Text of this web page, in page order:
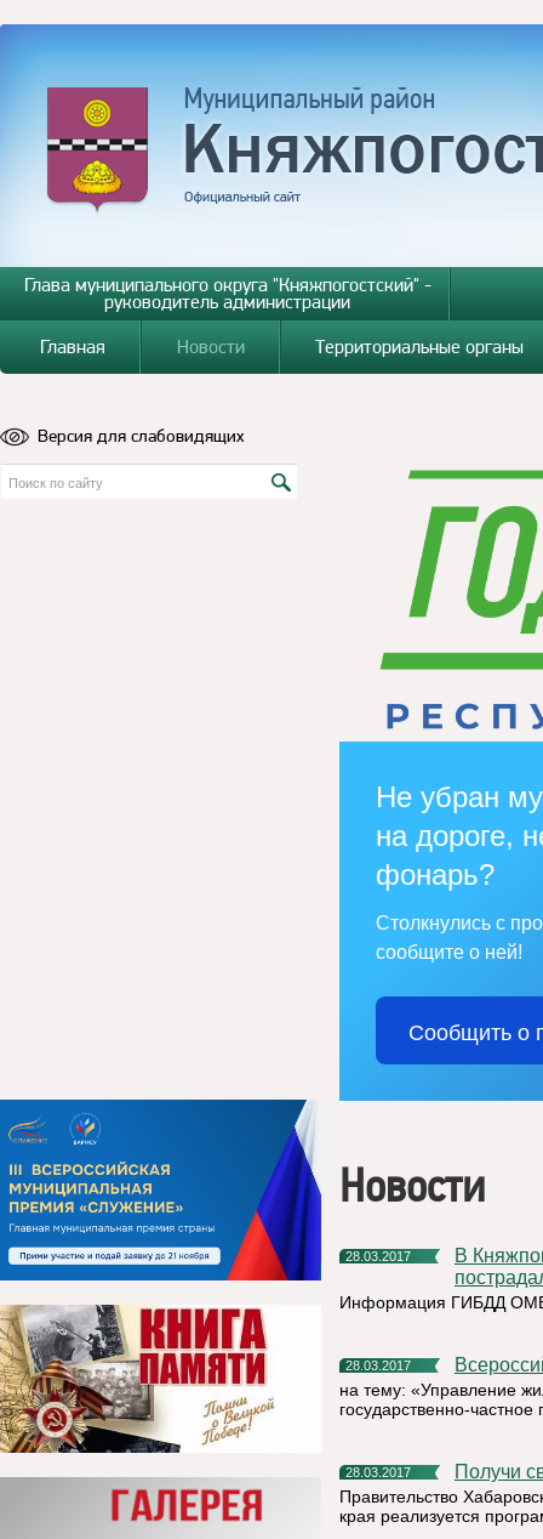
Глава муниципального округа "Княжпогостский" -
руководитель администрации
Главная
Новости Территориальные органы
Версия для слабовидящих
Не убран
на дороге,
фонарь?
Столкнулись с
сообщите о ней!
Сообщить о
Новости
28.03.2017
В Княжпогостском районе произошло ДТП в котором
Информация ГИБДД
28.03.2017
на тему: «Управление
государственно-частное
28.03.2017 Получи
Правительство
края реализуется